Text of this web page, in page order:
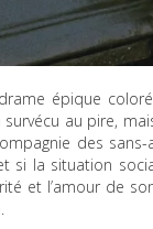
épique
au pire,
des
si la situation
et l’amour de